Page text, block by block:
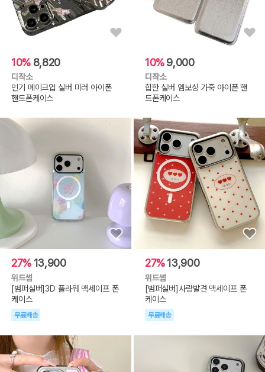
10% 8,820
디작소
인기 메이크업 실버 미러 아이폰
핸드폰케이스
10%9,000
디작소
힙한 실버 엠보싱 가죽 아이폰 핸
드폰케이스
27% 13,900
위드썸
[범퍼실버]3D 플라워 맥세이프 폰
케이스
무료배송
27%13,900
위드썸
[범퍼실버]사랑발견 맥세이프 폰
케이스
무료배송